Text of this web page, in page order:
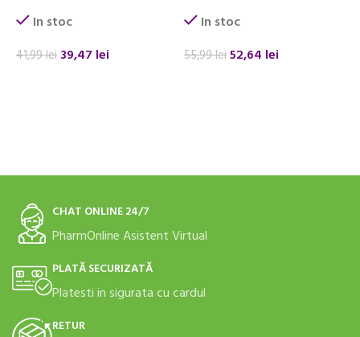
In stoc
41,99lei 39,47 lei
In stoc
55,99lei52,64 lei
CHAT ONLINE 24/7
PharmOnline Asistent Virtual
PLATĂ SECURIZATĂ
Platesti in sigurata cu cardul
RETUR